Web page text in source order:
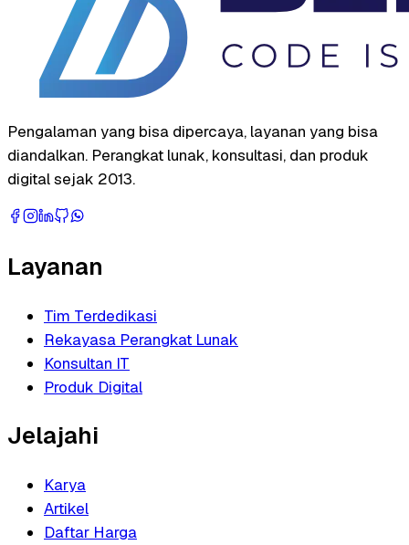
Pengalaman yang bisa dipercaya, layanan yang bisa
diandalkan. Perangkat lunak, konsultasi, dan produk
digital sejak 2013.
Layanan
Tim Terdedikasi
Rekayasa Perangkat Lunak
Konsultan IT
Produk Digital
Jelajahi
Karya
Artikel
Daftar Harga